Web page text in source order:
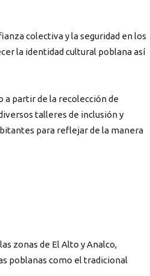
colectiva y la seguridad en los
la identidad cultural poblana así
a partir de la recolección de
talleres de inclusión y
para reflejar de la manera
zonas de El Alto y Analco,
poblanas como el tradicional